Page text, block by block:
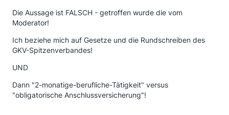
Die Aussage ist FALSCH - getroffen wurde die vom
Moderator!
Ich beziehe mich auf Gesetze und die Rundschreiben des
GKV-Spitzenverbandes!
UND
Dann "2-monatige-berufliche-Tätigkeit" versus
"obligatorische Anschlussversicherung"!